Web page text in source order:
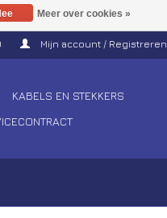
Mijn account / Registreren
KABELS EN STEKKERS
Meer over cookies »